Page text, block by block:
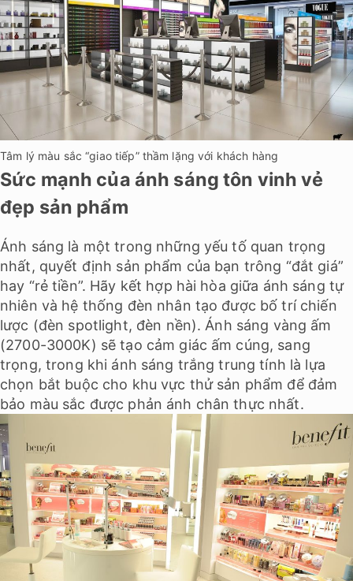
Tâm lý màu sắc “giao tiếp” thầm lặng với khách hàng
Sức mạnh của ánh sáng tôn vinh vẻ
đẹp sản phẩm
Ánh sáng là một trong những yếu tố quan trọng
nhất, quyết định sản phẩm của bạn trông “đắt giá”
hay “rẻ tiền”. Hãy kết hợp hài hòa giữa ánh sáng tự
nhiên và hệ thống đèn nhân tạo được bố trí chiến
lược (đèn spotlight, đèn nền). Ánh sáng vàng ấm
(2700-3000K) sẽ tạo cảm giác ấm cúng, sang
trọng, trong khi ánh sáng trắng trung tính là lựa
chọn bắt buộc cho khu vực thử sản phẩm để đảm
bảo màu sắc được phản ánh chân thực nhất.